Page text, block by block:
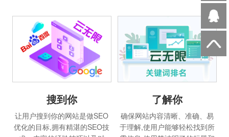
搜到你
让用户搜到你的网站是做SEO
优化的目标,拥有精湛的SEO技
了解你
确保网站内容清晰、准确、易
于理解,使用户能够轻松找到所